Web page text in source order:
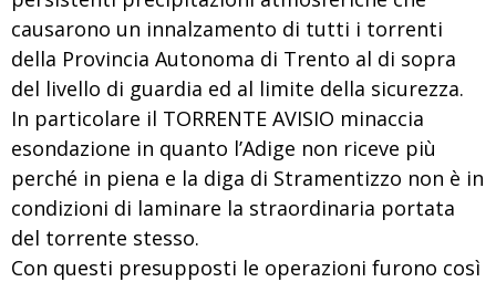
causarono un innalzamento di tutti i torrenti
della Provincia Autonoma di Trento al di sopra
del livello di guardia ed al limite della sicurezza.
In particolare il TORRENTE AVISIO minaccia
esondazione in quanto l’Adige non riceve più
perché in piena e la diga di Stramentizzo non è in
condizioni di laminare la straordinaria portata
del torrente stesso.
Con questi presupposti le operazioni furono così